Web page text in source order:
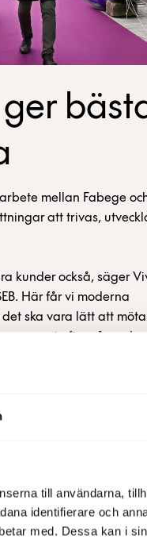
till användarna,
identifierare och
med. Dessa kan i
mellan Fabege och
att trivas,
kunder också, säger
Här får vi moderna
ska vara lätt att
efter vår
på Fabege. Därför vill
av fastigheten de ska